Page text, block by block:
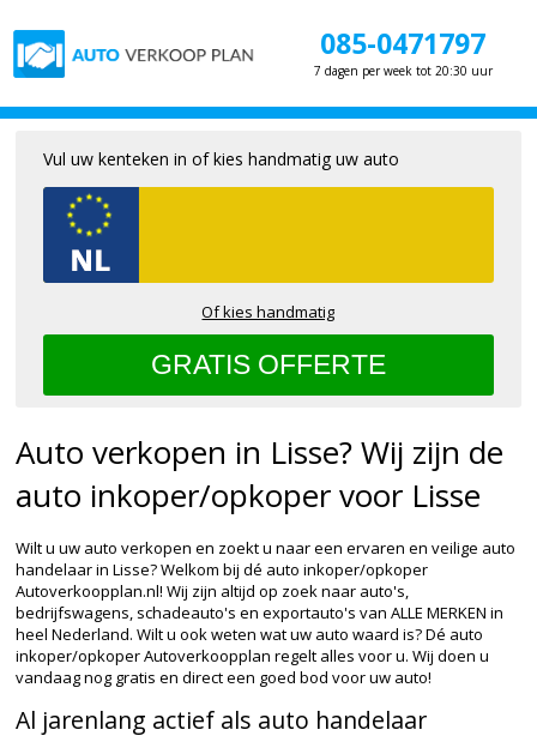
085-0471797
7 dagen per week tot 20:30 uur
Auto verkopen in Lisse? Wij zijn de
auto inkoper/opkoper voor Lisse
Wilt u uw auto verkopen en zoekt u naar een ervaren en veilige auto
handelaar in Lisse? Welkom bij dé auto inkoper/opkoper
Autoverkoopplan.nl! Wij zijn altijd op zoek naar auto's,
bedrijfswagens, schadeauto's en exportauto's van ALLE MERKEN in
heel Nederland. Wilt u ook weten wat uw auto waard is? Dé auto
inkoper/opkoper Autoverkoopplan regelt alles voor u. Wij doen u
vandaag nog gratis en direct een goed bod voor uw auto!
Al jarenlang actief als auto handelaar
Vul uw kenteken in of kies handmatig uw auto
Of kies handmatig